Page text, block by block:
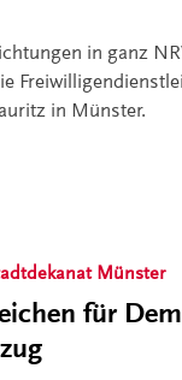
in ganz
in Münster.
Münster
für